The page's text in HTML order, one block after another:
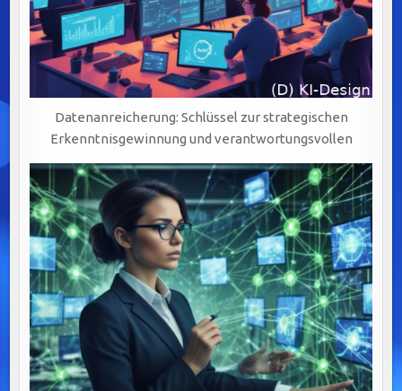
Datenanreicherung: Schlüssel zur strategischen
Erkenntnisgewinnung und verantwortungsvollen